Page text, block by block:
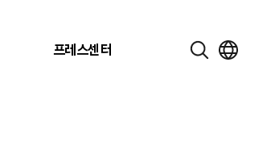
프레스센터